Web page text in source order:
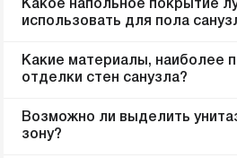
Какое напольное покрытие
использовать для пола
Какие материалы, наиболее
отделки стен санузла?
Возможно ли выделить
зону?